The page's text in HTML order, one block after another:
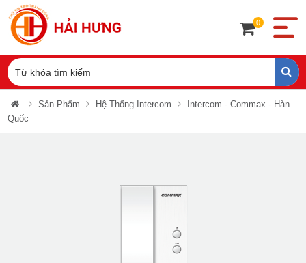
0
Sản Phẩm Hệ Thống Intercom
Intercom - Commax - Hàn
Quốc